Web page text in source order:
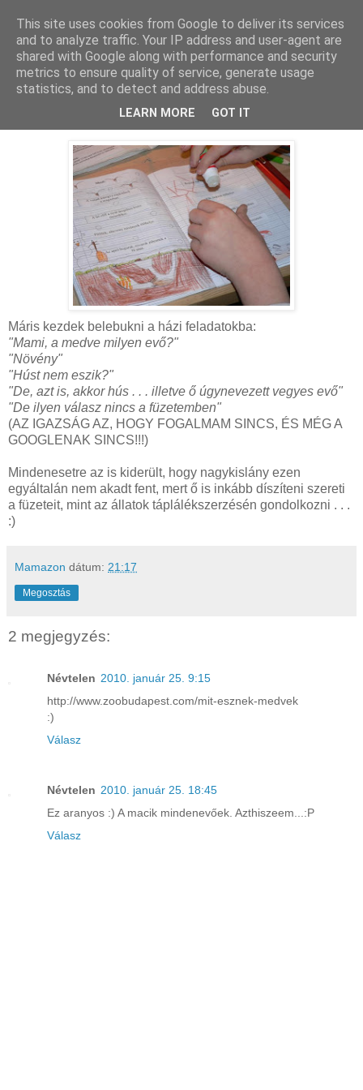
MAMAZON
2010. január 24., vasárnap
Házi feladat - vasárnap este
Máris kezdek belebukni a házi feladatokba:
"Mami, a medve milyen evő?"
"Növény"
"Húst nem eszik?"
"De, azt is, akkor hús . . . illetve ő úgynevezett vegyes evő"
"De ilyen válasz nincs a füzetemben"
(AZ IGAZSÁG AZ, HOGY FOGALMAM SINCS, ÉS MÉG A
GOOGLENAK SINCS!!!)
Mindenesetre az is kiderült, hogy nagykislány ezen
egyáltalán nem akadt fent, mert ő is inkább díszíteni szereti
a füzeteit, mint az állatok táplálékszerzésén gondolkozni . . .
:)
Mamazon dátum: 21:17
Megosztás
2 megjegyzés:
Névtelen 2010. január 25. 9:15
http://www.zoobudapest.com/mit-esznek-medvek
:)
Válasz
Névtelen 2010. január 25. 18:45
Ez aranyos :) A macik mindenevőek. Azthiszeem...:P
Válasz
This site uses cookies from Google to deliver its services
and to analyze traffic. Your IP address and user-agent are
shared with Google along with performance and security
metrics to ensure quality of service, generate usage
statistics, and to detect and address abuse.
LEARN MORE GOT IT